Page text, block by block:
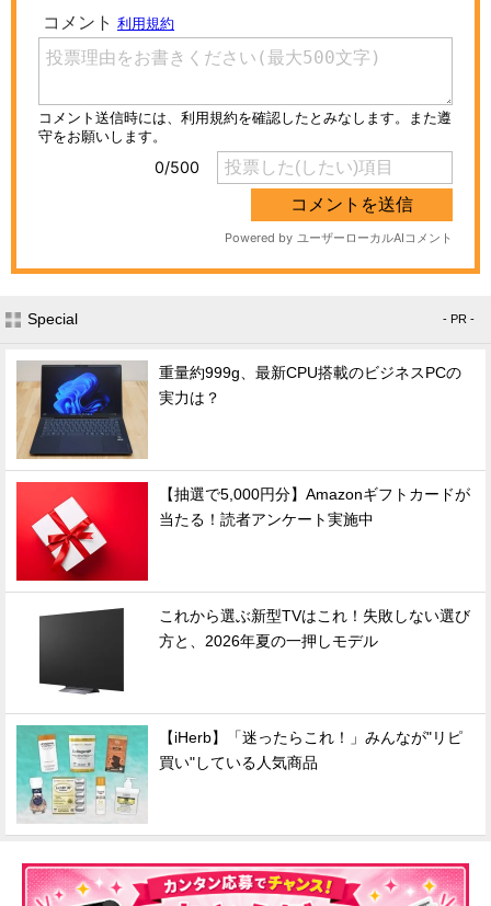
Special - PR -
重量約999g、最新CPU搭載のビジネスPCの
実力は？
【抽選で5,000円分】Amazonギフトカードが
当たる！読者アンケート実施中
これから選ぶ新型TVはこれ！失敗しない選び
方と、2026年夏の一押しモデル
【iHerb】「迷ったらこれ！」みんなが"リピ
買い"している人気商品